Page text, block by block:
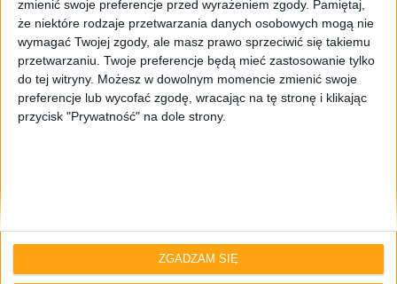
zmienić swoje preferencje przed wyrażeniem zgody. Pamiętaj,
że niektóre rodzaje przetwarzania danych osobowych mogą nie
wymagać Twojej zgody, ale masz prawo sprzeciwić się takiemu
przetwarzaniu. Twoje preferencje będą mieć zastosowanie tylko
do tej witryny. Możesz w dowolnym momencie zmienić swoje
preferencje lub wycofać zgodę, wracając na tę stronę i klikając
przycisk "Prywatność" na dole strony.
ZGADZAM SIĘ
Blog
Dzień z aktualizacjami – ZenFone 4 i
Honor 9 z Androidem 8.0 Oreo, sporo
poprawek dla OnePlus 5T